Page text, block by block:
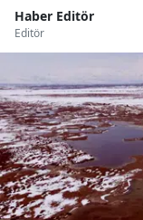
Haber Editör
Editör